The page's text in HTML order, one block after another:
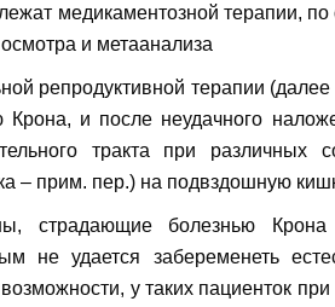
медикаментозной терапии,
и метаанализа
репродуктивной терапии
и после неудачного
тракта при различных
– прим. пер.) на подвздошную
страдающие болезнью
не удается забеременеть
у таких пациенток